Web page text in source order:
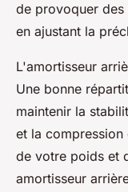
de provoquer des
en ajustant la
L'amortisseur
Une bonne
maintenir la
et la
de votre poids et
amortisseur